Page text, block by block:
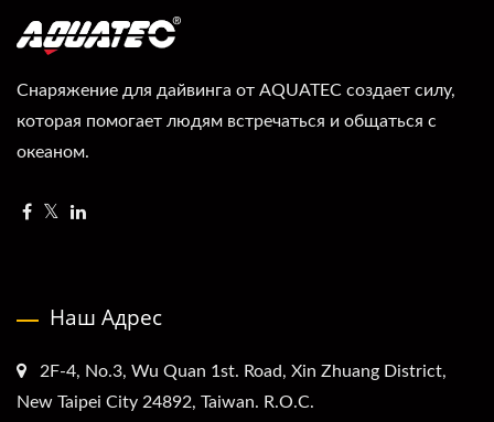
Снаряжение для дайвинга от AQUATEC создает силу,
которая помогает людям встречаться и общаться с
океаном.
Наш Адрес
2F-4, No.3, Wu Quan 1st. Road, Xin Zhuang District,
New Taipei City 24892, Taiwan. R.O.C.